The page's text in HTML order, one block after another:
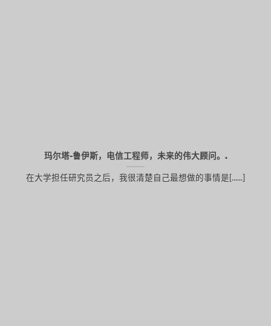
玛尔塔-鲁伊斯，电信工程师，未来的伟大顾问。.
在大学担任研究员之后，我很清楚自己最想做的事情是[......]